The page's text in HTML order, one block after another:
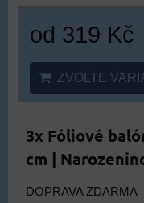
od 319 Kč
ZVOLTE
3x Fóliové
cm |
DOPRAVA ZDARMA